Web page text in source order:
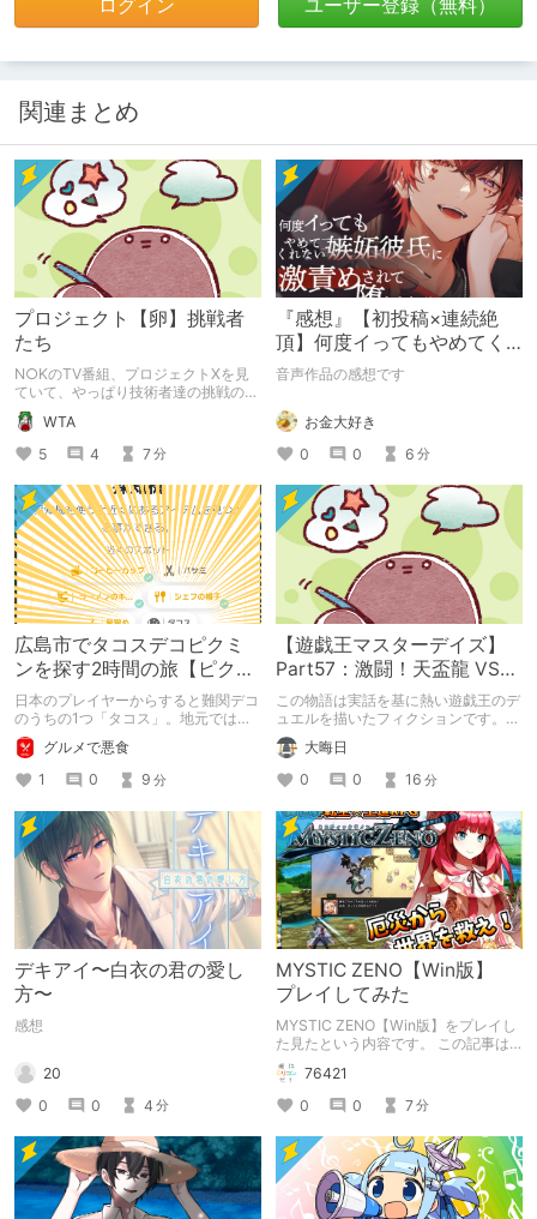
ログイン ユーザー登録（無料）
関連まとめ
プロジェクト【卵】挑戦者
たち
N○KのTV番組、プロジェクトXを見
ていて、やっぱり技術者達の挑戦のド
ラマは面白いなぁと思っていました。
新しい性癖のタグに【産卵】を入れて
貰うには、どんな努力が必要なのだろ
うか？ 産卵をテーマにした作品が増
える事を願って、書いてみたアホな茶
番記事です🙇
WTA
5
4 7分
『感想』【初投稿×連続絶
頂】何度イってもやめてく
れない嫉妬彼氏に激責めさ
音声作品の感想です
お金大好き
0
0 6 分
広島市でタコスデコピクミ
ンを探す2時間の旅【ピクミ
ンブルーム / Pikmin
Bloom】
日本のプレイヤーからすると難関デコ
のうちの1つ「タコス」。地元では見
つけられなかった男が広島で探す旅を
お送りします。ねくすと5月のテーマ
「お出かけの記録」。
グルメで悪食
1
0 9 分
【遊戯王マスターデイズ】
Part57：激闘！天盃龍 VS
千年D【架空デュエル】
この物語は実話を基に熱い遊戯王のデ
ュエルを描いたフィクションです。
（自分用メモ：2025-05-14）
大晦日
0
0 16 分
デキアイ〜白衣の君の愛し
方〜
感想
20
0
0 4 分
MYSTIC ZENO【Win版】
プレイしてみた
MYSTIC ZENO【Win版】をプレイし
た見たという内容です。 この記事は
通常のクリエイターズ記事です。
76421
0
0 7分